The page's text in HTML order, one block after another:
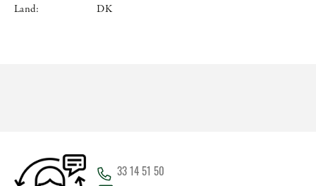
Land:
DK
33 14 51 50